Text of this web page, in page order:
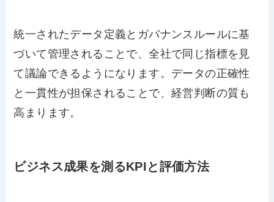
統一されたデータ定義とガバナンスルールに基
づいて管理されることで、全社で同じ指標を見
て議論できるようになります。データの正確性
と一貫性が担保されることで、経営判断の質も
高まります。
ビジネス成果を測るKPIと評価方法